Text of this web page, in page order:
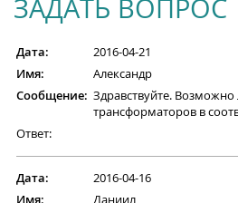
ЗАДАТЬ ВОПРОС
Дата:
2016-04-21
Имя:
Александр
Сообщение: Здравствуйте. Возможно
трансформаторов в
Ответ:
Дата:
2016-04-16
Имя:
Даниил